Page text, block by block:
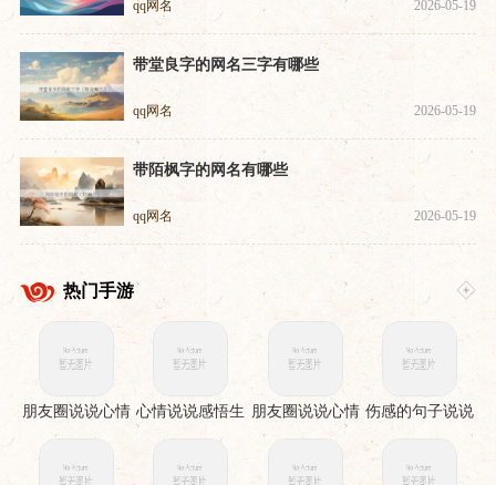
qq网名 2026-05-19
带堂良字的网名三字有哪些
qq网名 2026-05-19
带陌枫字的网名有哪些
qq网名 2026-05-19
热门手游
朋友圈说说心情 心情说说感悟生
活有哪些
朋友圈说说心情
短语有哪些
伤感的句子说说
心情有哪些